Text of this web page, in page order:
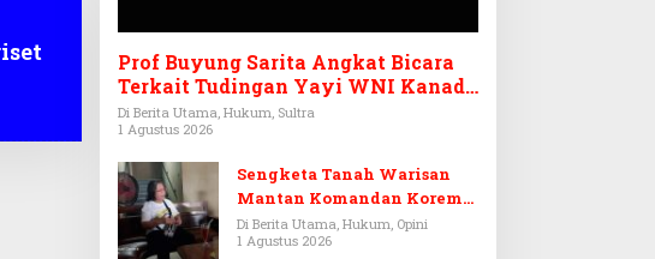
Prof Buyung Sarita Angkat Bicara
Terkait Tudingan Yayi WNI Kanada
Ditagih Utang Rp3,6 Miliar
Di Berita Utama, Hukum, Sultra
1 Agustus 2026
Sengketa Tanah Warisan
Mantan Komandan Korem
143/HO, Ketika Warisan
Menjadi Arena Pemerasan
Di Berita Utama, Hukum, Opini
1 Agustus 2026